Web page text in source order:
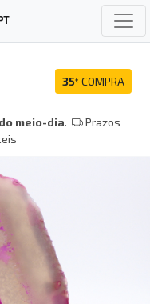
35€ COMPRA
meio-dia.
Prazos